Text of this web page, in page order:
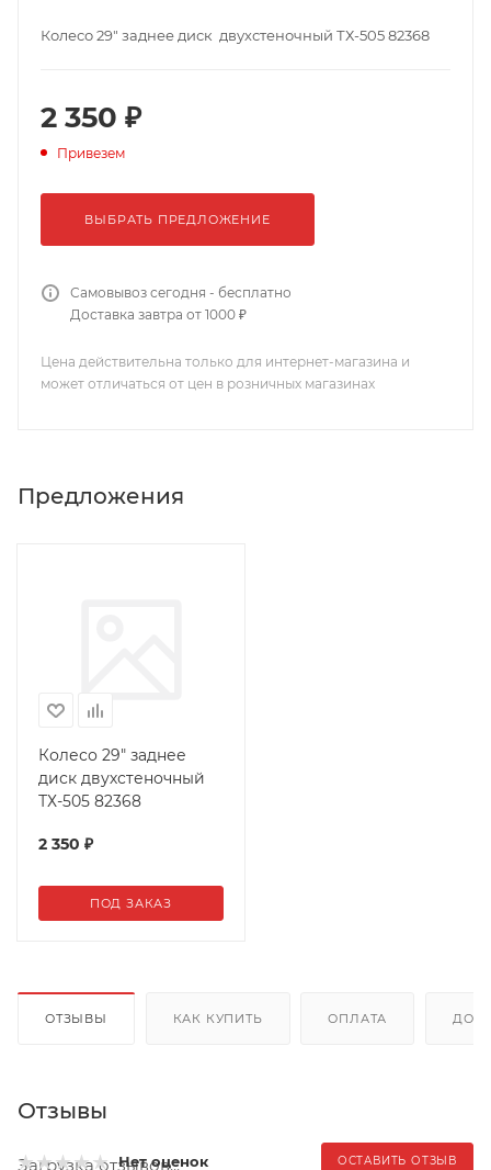
Колесо 29" заднее диск двухстеночный ТХ-505 82368
2 350 ₽
Привезем
ВЫБРАТЬ ПРЕДЛОЖЕНИЕ
Самовывоз сегодня - бесплатно
Доставка завтра от 1000 ₽
Цена действительна только для интернет-магазина и
может отличаться от цен в розничных магазинах
Предложения
Колесо 29" заднее
диск двухстеночный
ТХ-505 82368
2 350 ₽
ПОД ЗАКАЗ
ОТЗЫВЫ КАК КУПИТЬ ОПЛАТА
Отзывы
Нет оценок ОСТАВИТЬ ОТЗЫВ
Загрузка отзывов...